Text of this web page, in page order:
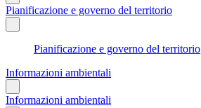
Pianificazione e governo del territorio
Pianificazione e governo del territorio
Informazioni ambientali
Informazioni ambientali